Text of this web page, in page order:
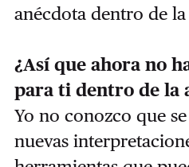
anécdota dentro de
¿Así que ahora no
para ti dentro de la
Yo no conozco que
nuevas